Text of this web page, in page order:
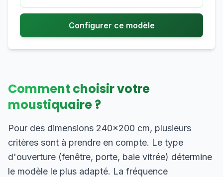
Configurer ce modèle
Comment choisir votre
moustiquaire ?
Pour des dimensions 240×200 cm, plusieurs
critères sont à prendre en compte. Le type
d'ouverture (fenêtre, porte, baie vitrée) détermine
le modèle le plus adapté. La fréquence